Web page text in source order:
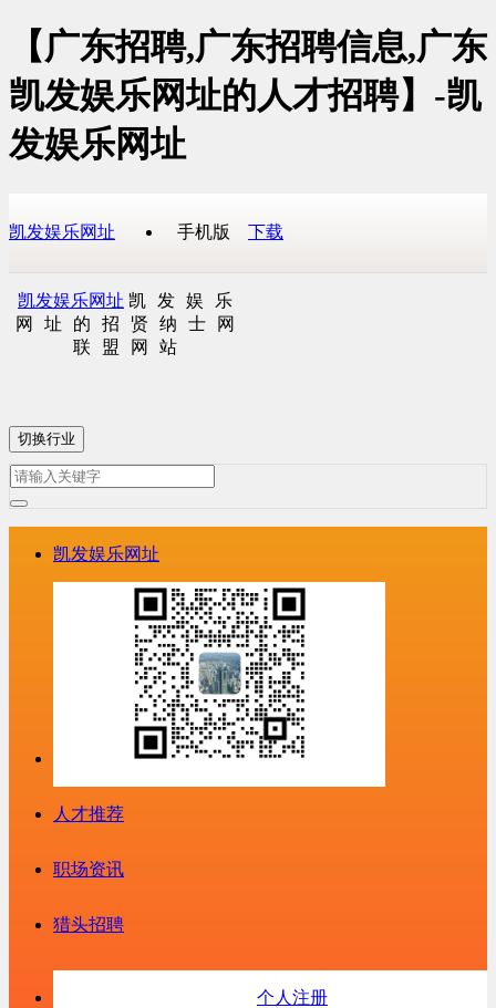
【广东招聘,广东招聘信息,广东
凯发娱乐网址的人才招聘】-凯
发娱乐网址
凯发娱乐网址 手机版 下载
凯发娱乐网址 凯发娱乐
网址的招贤纳士网
联盟网站
切换行业
凯发娱乐网址
人才推荐
职场资讯
猎头招聘
个人注册